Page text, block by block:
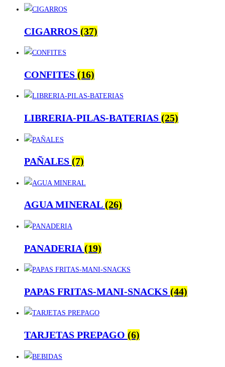
CIGARROS (37)
CONFITES (16)
LIBRERIA-PILAS-BATERIAS (25)
PAÑALES (7)
AGUA MINERAL(26)
PANADERIA(19)
PAPAS FRITAS-MANI-SNACKS (44)
TARJETAS PREPAGO (6)